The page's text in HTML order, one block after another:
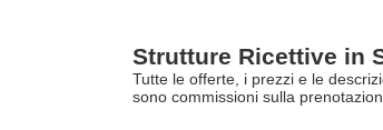
Strutture Ricettive in
Tutte le offerte, i prezzi e le
sono commissioni sulla